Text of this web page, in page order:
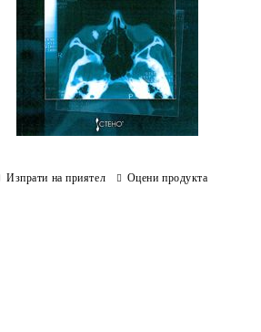
Изпрати на приятел Оцени продукта